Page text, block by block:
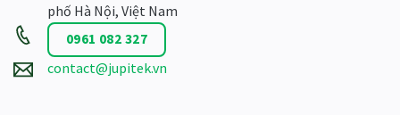
phố Hà Nội, Việt Nam
0961 082 327
contact@jupitek.vn